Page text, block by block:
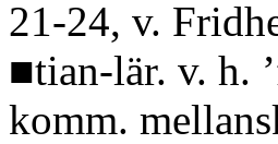
21-24, v.
■tian-lär. v. h.
komm.